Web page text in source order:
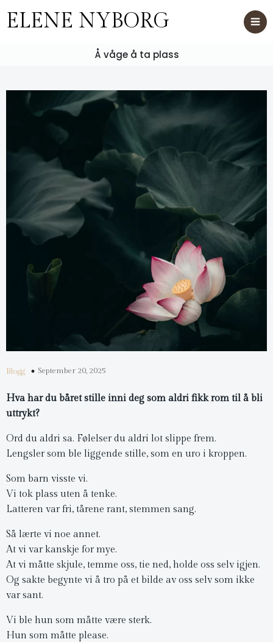
ELENE NYBORG
Å våge å ta plass
Blogg September 20, 2025
Hva har du båret stille inni deg som aldri fikk rom til å bli
uttrykt?
Ord du aldri sa. Følelser du aldri lot slippe frem.
Lengsler som ble liggende stille, som en uro i kroppen.
Som barn visste vi.
Vi tok plass uten å tenke.
Latteren var fri, tårene rant, stemmen sang.
Så lærte vi noe annet.
At vi var kanskje for mye.
At vi måtte skjule, temme oss, tie ned, holde oss selv igjen.
Og sakte begynte vi å tro på et bilde av oss selv som ikke
var sant.
Vi ble hun som måtte være sterk.
Hun som måtte please.